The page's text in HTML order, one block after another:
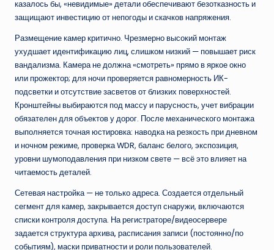
казалось бы, «невидимые» детали обеспечивают безотказность и
защищают инвестицию от непогоды и скачков напряжения.
Размещение камер критично. Чрезмерно высокий монтаж
ухудшает идентификацию лиц, слишком низкий — повышает риск
вандализма. Камера не должна «смотреть» прямо в яркое окно
или прожектор; для ночи проверяется равномерность ИК-
подсветки и отсутствие засветов от близких поверхностей.
Кронштейны выбираются под массу и парусность, учет вибрации
обязателен для объектов у дорог. После механического монтажа
выполняется точная юстировка: наводка на резкость при дневном
и ночном режиме, проверка WDR, баланс белого, экспозиция,
уровни шумоподавления при низком свете — всё это влияет на
читаемость деталей.
Сетевая настройка — не только адреса. Создается отдельный
сегмент для камер, закрывается доступ снаружи, включаются
списки контроля доступа. На регистраторе/видеосервере
задается структура архива, расписания записи (постоянно/по
событиям), маски приватности и роли пользователей.